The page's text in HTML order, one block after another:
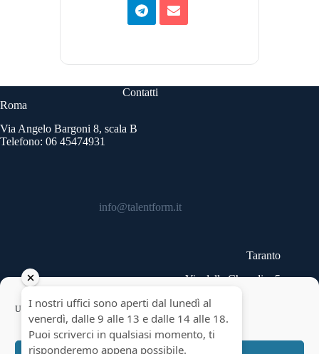
Usiamo cookie per ottimizzare il nostro sito web ed i nostri servizi.
Contatti
Roma
Via Angelo Bargoni 8, scala B
Telefono: 06 45474931
info@talentform.it
Taranto
Via delle Cheradi n.5
Copyright © 2026 - Talentform SpA - Partita IVA
10322191007.